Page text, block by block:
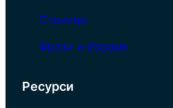
Столици
Фрази и Изрази
Ресурси